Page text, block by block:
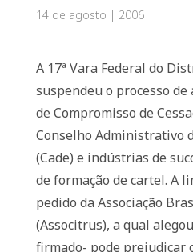
14 de agosto | 2006
A 17ª Vara Federal do
suspendeu o processo
de Compromisso de
Conselho Administrativo
(Cade) e indústrias de
de formação de cartel. A
pedido da Associação
(Associtrus), a qual
firmado- pode prejudicar